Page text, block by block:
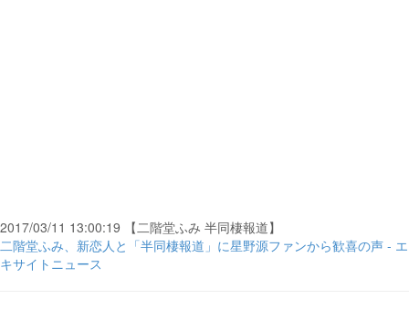
2017/03/11 13:00:19 【二階堂ふみ 半同棲報道】
二階堂ふみ、新恋人と「半同棲報道」に星野源ファンから歓喜の声 - エ
キサイトニュース